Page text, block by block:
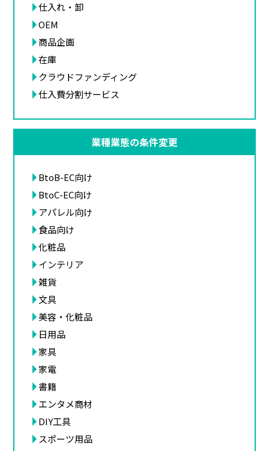
仕入れ・卸
OEM
商品企画
在庫
クラウドファンディング
仕入費分割サービス
業種業態の条件変更
BtoB-EC向け
BtoC-EC向け
アパレル向け
食品向け
化粧品
インテリア
雑貨
文具
美容・化粧品
日用品
家具
家電
書籍
エンタメ商材
DIY工具
スポーツ用品